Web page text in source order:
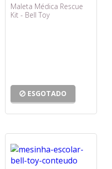
Maleta Médica Rescue
Kit - Bell Toy
ESGOTADO